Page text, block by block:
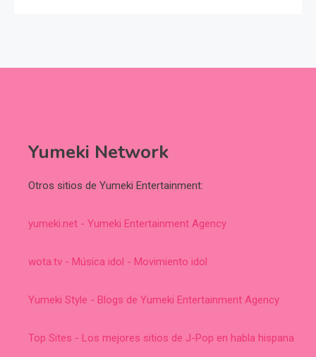
Yumeki Network
Otros sitios de Yumeki Entertainment:
yumeki.net - Yumeki Entertainment Agency
wota.tv - Música idol - Movimiento idol
Yumeki Style - Blogs de Yumeki Entertainment Agency
Top Sites - Los mejores sitios de J-Pop en habla hispana